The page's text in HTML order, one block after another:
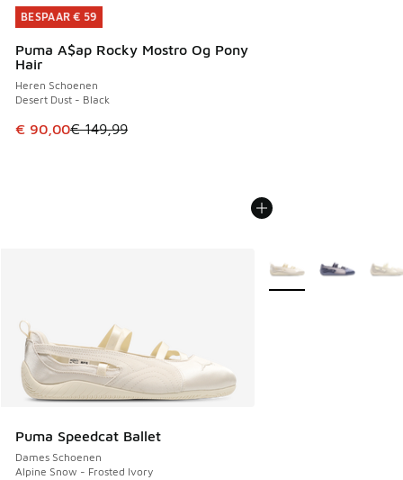
BESPAAR € 59
Puma A$ap Rocky Mostro Og Pony
Hair
Heren Schoenen
Desert Dust - Black
Dit artikel is in de uitverkoop. Dit artikel is in de
€ 90,00€ 149,99
BESPAAR € 59
Puma Speedcat Ballet
Dames Schoenen
Alpine Snow - Frosted Ivory
Meer kleuren